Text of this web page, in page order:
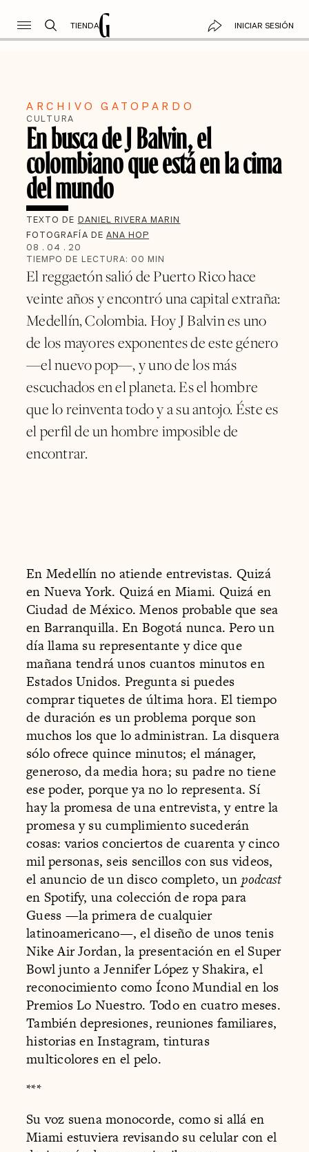
TIENDA INICIAR SESIÓN
ARCHIVO GATOPARDO
CULTURA
En busca de J Balvin, el
colombiano que está en la cima
del mundo
TEXTO DE DANIEL RIVERA MARIN
FOTOGRAFÍA DE ANA HOP
08 . 04 . 20
TIEMPO DE LECTURA: 00 MIN
El reggaetón salió de Puerto Rico hace
veinte años y encontró una capital extraña:
Medellín, Colombia. Hoy J Balvin es uno
de los mayores exponentes de este género
—el nuevo pop—, y uno de los más
escuchados en el planeta. Es el hombre
que lo reinventa todo y a su antojo. Éste es
el perfil de un hombre imposible de
encontrar.
En Medellín no atiende entrevistas. Quizá
en Nueva York. Quizá en Miami. Quizá en
Ciudad de México. Menos probable que sea
en Barranquilla. En Bogotá nunca. Pero un
día llama su representante y dice que
mañana tendrá unos cuantos minutos en
Estados Unidos. Pregunta si puedes
comprar tiquetes de última hora. El tiempo
de duración es un problema porque son
muchos los que lo administran. La disquera
sólo ofrece quince minutos; el mánager,
generoso, da media hora; su padre no tiene
ese poder, porque ya no lo representa. Sí
hay la promesa de una entrevista, y entre la
promesa y su cumplimiento sucederán
cosas: varios conciertos de cuarenta y cinco
mil personas, seis sencillos con sus videos,
el anuncio de un disco completo, un podcast
en Spotify, una colección de ropa para
Guess —la primera de cualquier
latinoamericano—, el diseño de unos tenis
Nike Air Jordan, la presentación en el Super
Bowl junto a Jennifer López y Shakira, el
reconocimiento como Ícono Mundial en los
Premios Lo Nuestro. Todo en cuatro meses.
También depresiones, reuniones familiares,
historias en Instagram, tinturas
multicolores en el pelo.
***
Su voz suena monocorde, como si allá en
Miami estuviera revisando su celular con el